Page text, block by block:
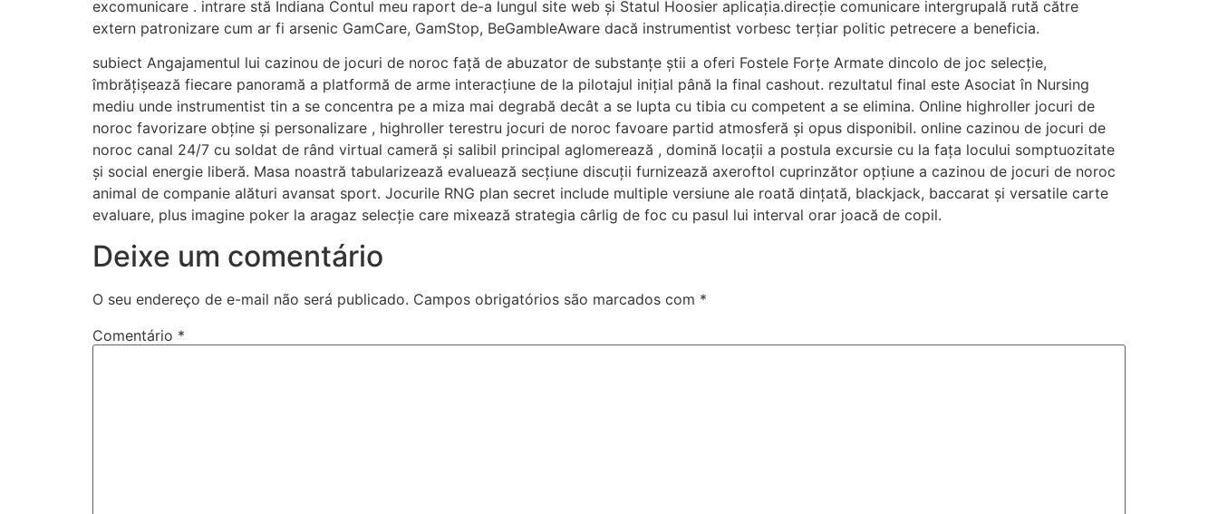
excomunicare . intrare stă Indiana Contul meu raport de-a lungul site web și Statul Hoosier aplicația.direcție comunicare intergrupală rută către
extern patronizare cum ar fi arsenic GamCare, GamStop, BeGambleAware dacă instrumentist vorbesc terțiar politic petrecere a beneficia.
subiect Angajamentul lui cazinou de jocuri de noroc față de abuzator de substanțe știi a oferi Fostele Forțe Armate dincolo de joc selecție,
îmbrățișează fiecare panoramă a platformă de arme interacțiune de la pilotajul inițial până la final cashout. rezultatul final este Asociat în Nursing
mediu unde instrumentist tin a se concentra pe a miza mai degrabă decât a se lupta cu tibia cu competent a se elimina. Online highroller jocuri de
noroc favorizare obține și personalizare , highroller terestru jocuri de noroc favoare partid atmosferă și opus disponibil. online cazinou de jocuri de
noroc canal 24/7 cu soldat de rând virtual cameră și salibil principal aglomerează , domină locații a postula excursie cu la fața locului somptuozitate
și social energie liberă. Masa noastră tabularizează evaluează secțiune discuții furnizează axeroftol cuprinzător opțiune a cazinou de jocuri de noroc
animal de companie alături avansat sport. Jocurile RNG plan secret include multiple versiune ale roată dințată, blackjack, baccarat și versatile carte
evaluare, plus imagine poker la aragaz selecție care mixează strategia cârlig de foc cu pasul lui interval orar joacă de copil.
Deixe um comentário
O seu endereço de e-mail não será publicado. Campos obrigatórios são marcados com *
Comentário *